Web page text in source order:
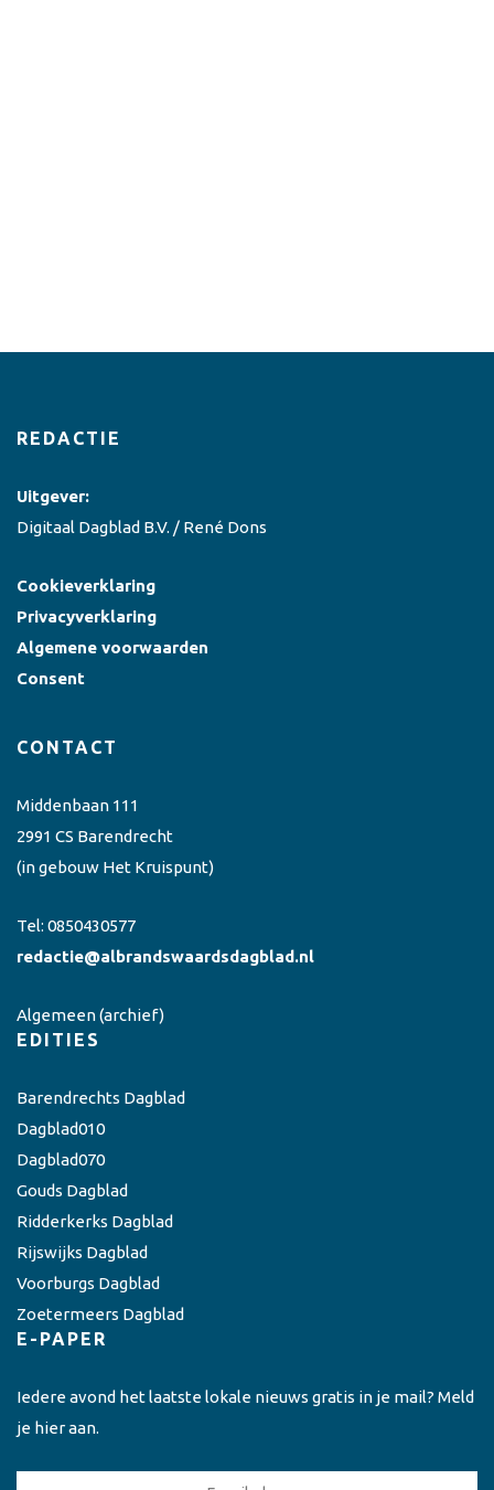
REDACTIE
Uitgever:
Digitaal Dagblad B.V. / René Dons
Cookieverklaring
Privacyverklaring
Algemene voorwaarden
Consent
CONTACT
Middenbaan 111
2991 CS Barendrecht
(in gebouw Het Kruispunt)
Tel: 0850430577
redactie@albrandswaardsdagblad.nl
Algemeen(archief)
EDITIES
Barendrechts Dagblad
Dagblad010
Dagblad070
Gouds Dagblad
Ridderkerks Dagblad
Rijswijks Dagblad
Voorburgs Dagblad
Zoetermeers Dagblad
E-PAPER
Iedere avond het laatste lokale nieuws gratis in je mail? Meld
je hier aan.